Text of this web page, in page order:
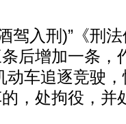
入刑)”《刑法
后增加一条，
动车追逐竞驶
，处拘役，并